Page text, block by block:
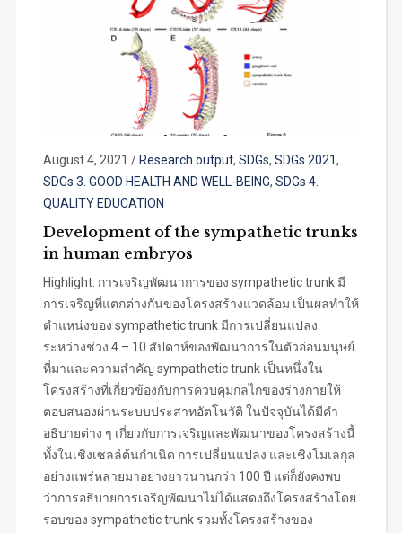
August 4, 2021 / Research output, SDGs, SDGs 2021,
SDGs 3. GOOD HEALTH AND WELL-BEING, SDGs 4.
QUALITY EDUCATION
Development of the sympathetic trunks
in human embryos
Highlight: การเจริญพัฒนาการของ sympathetic trunk มี
การเจริญที่แตกต่างกันของโครงสร้างแวดล้อม เป็นผลทำให้
ตำแหน่งของ sympathetic trunk มีการเปลี่ยนแปลง
ระหว่างช่วง 4 – 10 สัปดาห์ของพัฒนาการในตัวอ่อนมนุษย์
ที่มาและความสำคัญ sympathetic trunk เป็นหนึ่งใน
โครงสร้างที่เกี่ยวข้องกับการควบคุมกลไกของร่างกายให้
ตอบสนองผ่านระบบประสาทอัตโนวัติ ในปัจจุบันได้มีคำ
อธิบายต่าง ๆ เกี่ยวกับการเจริญและพัฒนาของโครงสร้างนี้
ทั้งในเชิงเซลล์ต้นกำเนิด การเปลี่ยนแปลง และเชิงโมเลกุล
อย่างแพร่หลายมาอย่างยาวนานกว่า 100 ปี แต่ก็ยังคงพบ
ว่าการอธิบายการเจริญพัฒนาไม่ได้แสดงถึงโครงสร้างโดย
รอบของ sympathetic trunk รวมทั้งโครงสร้างของ